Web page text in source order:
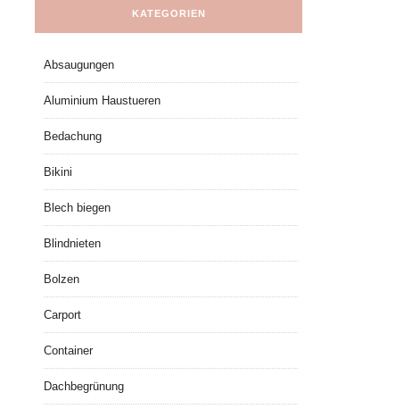
KATEGORIEN
Absaugungen
Aluminium Haustueren
Bedachung
Bikini
Blech biegen
Blindnieten
Bolzen
Carport
Container
Dachbegrünung